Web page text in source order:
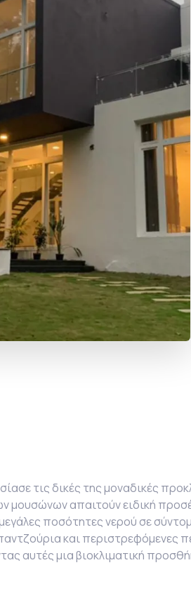
τις δικές της μοναδικές
μουσώνων απαιτούν ειδική
ποσότητες νερού σε
και περιστρεφόμενες
αυτές μια βιοκλιματική